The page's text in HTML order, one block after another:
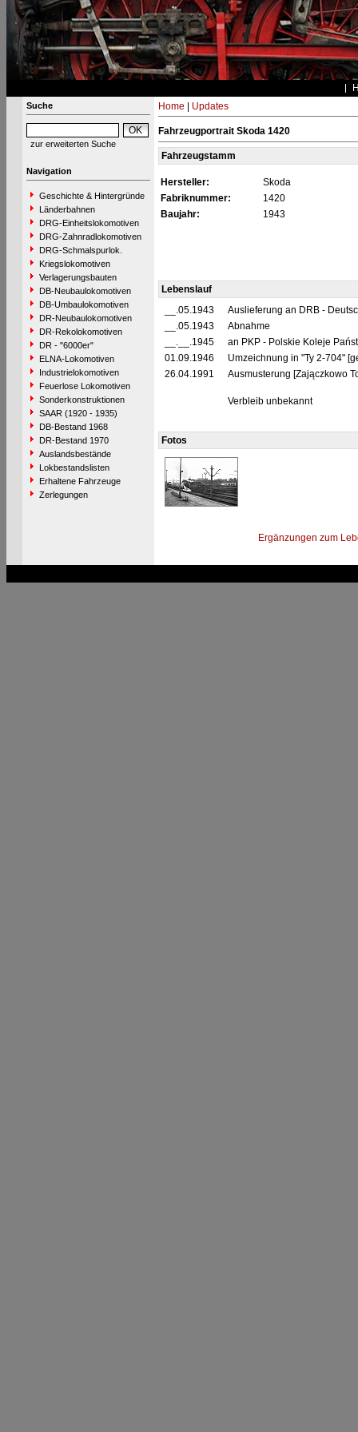
Suche
zur erweiterten Suche
Navigation
Geschichte & Hintergründe
Länderbahnen
DRG-Einheitslokomotiven
DRG-Zahnradlokomotiven
DRG-Schmalspurlok.
Kriegslokomotiven
Verlagerungsbauten
DB-Neubaulokomotiven
DB-Umbaulokomotiven
DR-Neubaulokomotiven
DR-Rekolokomotiven
DR - "6000er"
ELNA-Lokomotiven
Industrielokomotiven
Feuerlose Lokomotiven
Sonderkonstruktionen
SAAR (1920 - 1935)
DB-Bestand 1968
DR-Bestand 1970
Auslandsbestände
Lokbestandslisten
Erhaltene Fahrzeuge
Zerlegungen
Home Updates
Fahrzeugportrait Skoda 1420
Fahrzeugstamm
Hersteller:
Skoda
Fabriknummer:
1420
Baujahr:
1943
Lebenslauf
__.05.1943
Auslieferung an DRB -
__.05.1943
Abnahme
__.__.1945
an PKP - Polskie Koleje
01.09.1946
Umzeichnung in "Ty 2-704"
26.04.1991
Ausmusterung [Zajączkowo
Verbleib unbekannt
Fotos
Ergänzungen zum